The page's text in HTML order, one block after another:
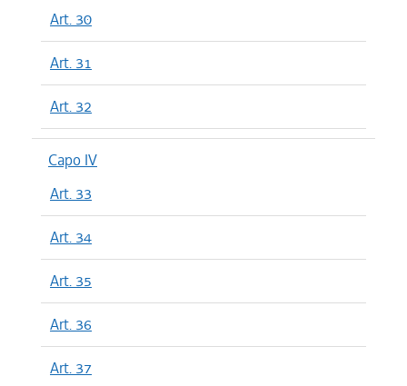
Art. 30
Art. 31
Art. 32
Capo IV
Art. 33
Art. 34
Art. 35
Art. 36
Art. 37